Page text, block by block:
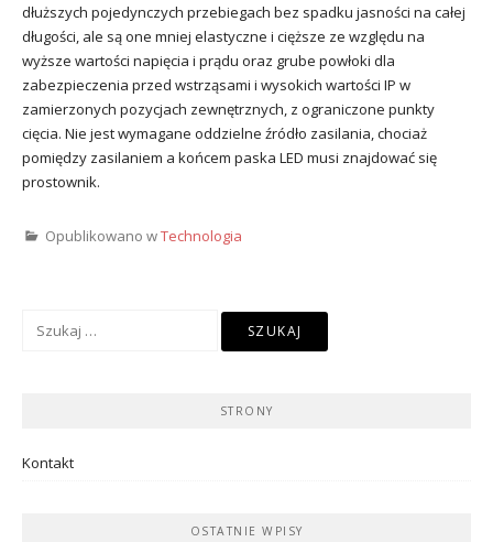
dłuższych pojedynczych przebiegach bez spadku jasności na całej
długości, ale są one mniej elastyczne i cięższe ze względu na
wyższe wartości napięcia i prądu oraz grube powłoki dla
zabezpieczenia przed wstrząsami i wysokich wartości IP w
zamierzonych pozycjach zewnętrznych, z ograniczone punkty
cięcia. Nie jest wymagane oddzielne źródło zasilania, chociaż
pomiędzy zasilaniem a końcem paska LED musi znajdować się
prostownik.
Opublikowano wTechnologia
Szukaj:
STRONY
Kontakt
OSTATNIE WPISY